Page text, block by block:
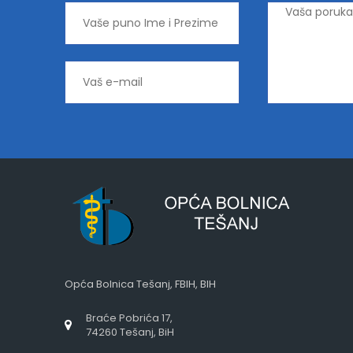
Opća Bolnica Tešanj, FBIH, BIH
Braće Pobrića 17,
74260 Tešanj, BiH